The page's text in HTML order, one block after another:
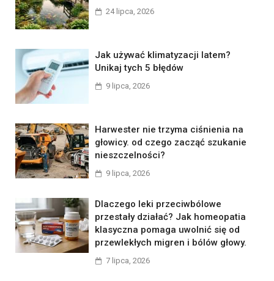
24 lipca, 2026
Jak używać klimatyzacji latem?
Unikaj tych 5 błędów
9 lipca, 2026
Harwester nie trzyma ciśnienia na
głowicy. od czego zacząć szukanie
nieszczelności?
9 lipca, 2026
Dlaczego leki przeciwbólowe
przestały działać? Jak homeopatia
klasyczna pomaga uwolnić się od
przewlekłych migren i bólów głowy.
7 lipca, 2026